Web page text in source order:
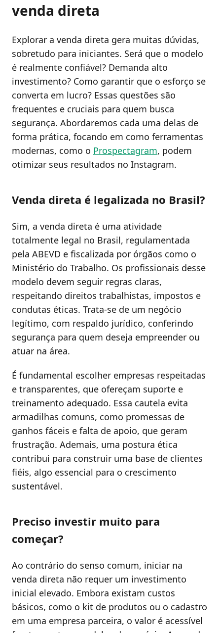
venda direta
Explorar a venda direta gera muitas dúvidas,
sobretudo para iniciantes. Será que o modelo
é realmente confiável? Demanda alto
investimento? Como garantir que o esforço se
converta em lucro? Essas questões são
frequentes e cruciais para quem busca
segurança. Abordaremos cada uma delas de
forma prática, focando em como ferramentas
modernas, como o Prospectagram, podem
otimizar seus resultados no Instagram.
Venda direta é legalizada no Brasil?
Sim, a venda direta é uma atividade
totalmente legal no Brasil, regulamentada
pela ABEVD e fiscalizada por órgãos como o
Ministério do Trabalho. Os profissionais desse
modelo devem seguir regras claras,
respeitando direitos trabalhistas, impostos e
condutas éticas. Trata-se de um negócio
legítimo, com respaldo jurídico, conferindo
segurança para quem deseja empreender ou
atuar na área.
É fundamental escolher empresas respeitadas
e transparentes, que ofereçam suporte e
treinamento adequado. Essa cautela evita
armadilhas comuns, como promessas de
ganhos fáceis e falta de apoio, que geram
frustração. Ademais, uma postura ética
contribui para construir uma base de clientes
fiéis, algo essencial para o crescimento
sustentável.
Preciso investir muito para
começar?
Ao contrário do senso comum, iniciar na
venda direta não requer um investimento
inicial elevado. Embora existam custos
básicos, como o kit de produtos ou o cadastro
em uma empresa parceira, o valor é acessível